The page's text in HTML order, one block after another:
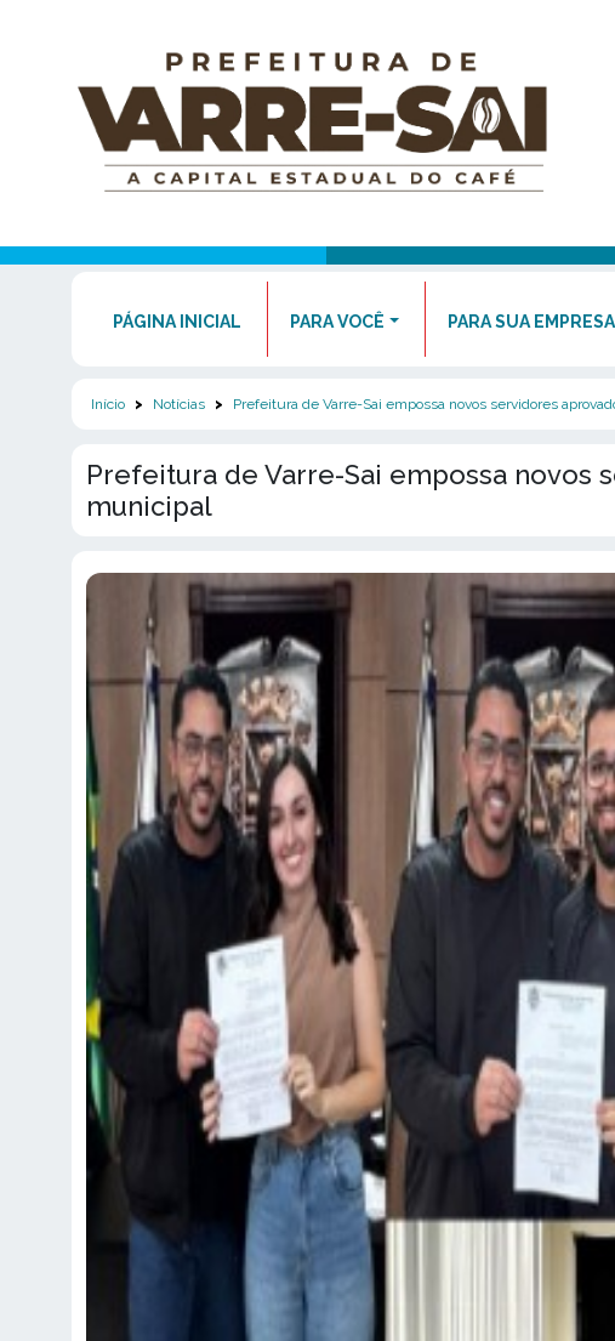
PÁGINA INICIAL PARA VOCÊ PARA SUA EMPRESA
Início Notícias Prefeitura de Varre-Sai empossa novos servidores
Prefeitura de Varre-Sai empossa
municipal